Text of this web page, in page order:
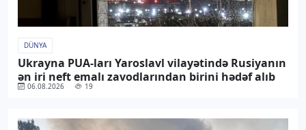
DÜNYA
Ukrayna PUA-ları Yaroslavl vilayətində Rusiyanın
ən iri neft emalı zavodlarından birini hədəf alıb
06.08.2026 19